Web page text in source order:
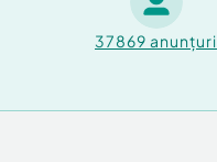
37869 anunțuri